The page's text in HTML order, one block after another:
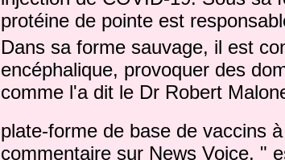
protéine de pointe est
Dans sa forme sauvage, il est
encéphalique, provoquer des
comme l'a dit le Dr Robert
plate-forme de base de vaccins
commentaire sur News Voice, "